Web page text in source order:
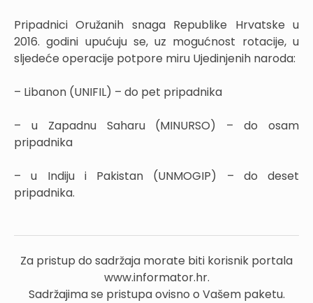
Pripadnici Oružanih snaga Republike Hrvatske u
2016. godini upućuju se, uz mogućnost rotacije, u
sljedeće operacije potpore miru Ujedinjenih naroda:
– Libanon (UNIFIL) – do pet pripadnika
– u Zapadnu Saharu (MINURSO) – do osam
pripadnika
– u Indiju i Pakistan (UNMOGIP) – do deset
pripadnika.
Za pristup do sadržaja morate biti korisnik portala
www.informator.hr.
Sadržajima se pristupa ovisno o Vašem paketu.